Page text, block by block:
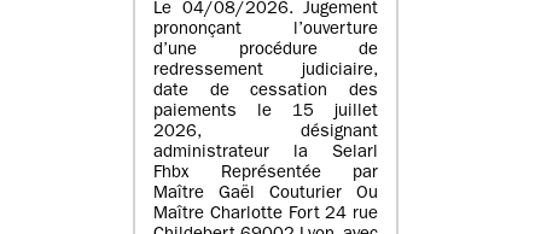
Le 04/08/2026. Jugement
prononçant l’ouverture
d’une procédure de
redressement judiciaire,
date de cessation des
paiements le 15 juillet
2026, désignant
administrateur la Selarl
Fhbx Représentée par
Maître Gaël Couturier Ou
Maître Charlotte Fort 24 rue